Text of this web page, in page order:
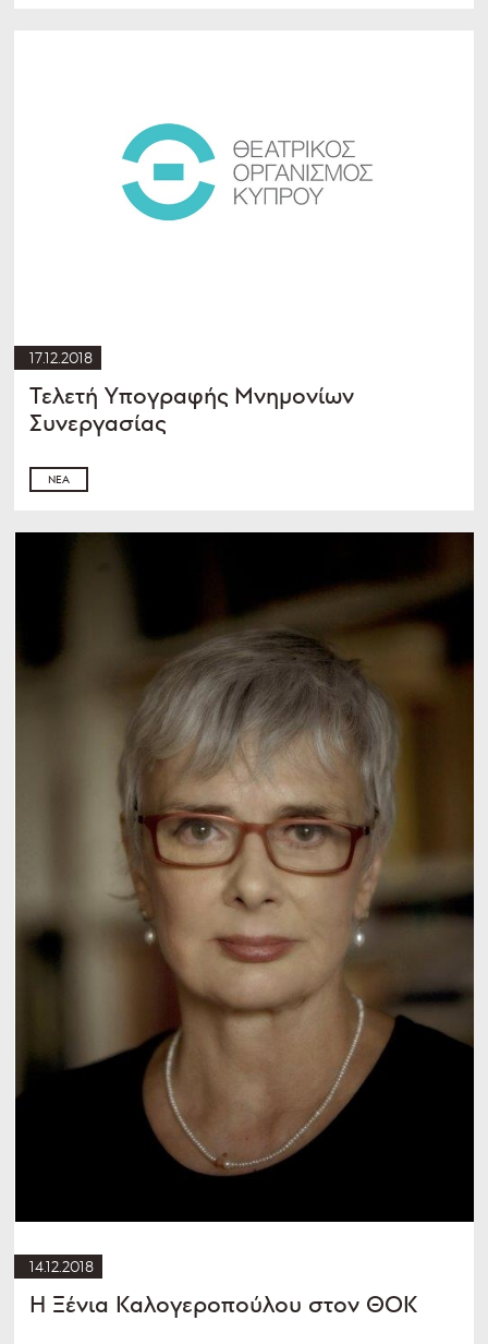
17.12.2018
Τελετή Υπογραφής Μνημονίων
Συνεργασίας
ΝΈΑ
14.12.2018
Η Ξένια Καλογεροπούλου στον ΘΟΚ